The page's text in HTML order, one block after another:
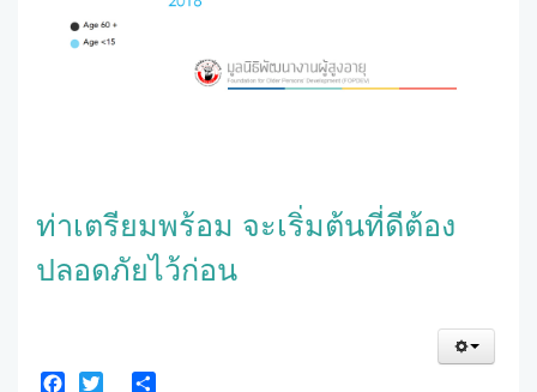
ท่าเตรียมพร้อม จะเริ่มต้นที่ดีต้อง
ปลอดภัยไว้ก่อน